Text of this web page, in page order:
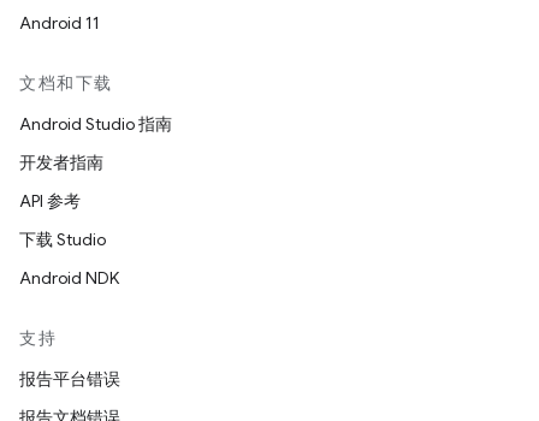
Android 11
文档和下载
Android Studio 指南
开发者指南
API 参考
下载 Studio
Android NDK
支持
报告平台错误